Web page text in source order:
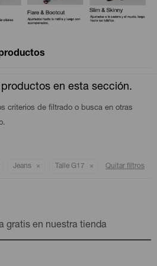
productos en esta sección.
criterios de filtrado o busca en otras
Jeans Talle G17 Quitar filtros
gratis en nuestra tienda